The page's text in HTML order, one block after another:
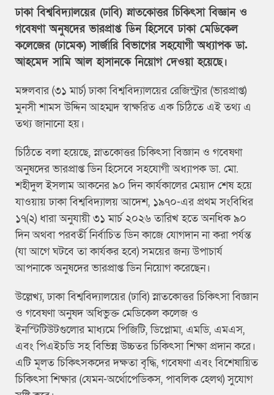
ঢাকা বিশ্ববিদ্যালয়ের (ঢাবি) স্নাতকোত্তর চিকিৎসা বিজ্ঞান ও
গবেষণা অনুষদের ভারপ্রাপ্ত ডিন হিসেবে ঢাকা মেডিকেল
কলেজের (ঢামেক) সার্জারি বিভাগের সহযোগী অধ্যাপক ডা.
আহমেদ সামি আল হাসানকে নিয়োগ দেওয়া হয়েছে।
মঙ্গলবার (৩১ মার্চ) ঢাকা বিশ্ববিদ্যালয়ের রেজিস্ট্রার (ভারপ্রাপ্ত)
মুনসী শামস উদ্দিন আহম্মদ স্বাক্ষরিত এক চিঠিতে এই তথ্য এ
তথ্য জানানো হয়।
চিঠিতে বলা হয়েছে, স্নাতকোত্তর চিকিৎসা বিজ্ঞান ও গবেষণা
অনুষদের ভারপ্রাপ্ত ডিন হিসেবে সহযোগী অধ্যাপক ডা. মো.
শহীদুল ইসলাম আকনের ৯০ দিন কার্যকালের মেয়াদ শেষ হয়ে
যাওয়ায় ঢাকা বিশ্ববিদ্যালয় আদেশ, ১৯৭০-এর প্রথম সংবিধির
১৭(২) ধারা অনুযায়ী ৩১ মার্চ ২০২৬ তারিখ হতে অনধিক ৯০
দিন অথবা পরবর্তী নির্বাচিত ডিন কাজে যোগদান না করা পর্যন্ত
(যা আগে ঘটবে তা কার্যকর হবে) সময়ের জন্য উপাচার্য
আপনাকে অনুষদের ভারপ্রাপ্ত ডিন নিয়োগ করেছেন।
উল্লেখ্য, ঢাকা বিশ্ববিদ্যালয়ের (ঢাবি) স্নাতকোত্তর চিকিৎসা বিজ্ঞান
ও গবেষণা অনুষদ অধিভুক্ত মেডিকেল কলেজ ও
ইনস্টিটিউটগুলোর মাধ্যমে পিজিটি, ডিপ্লোমা, এমডি, এমএস,
এবং পিএইচডি সহ বিভিন্ন উচ্চতর চিকিৎসা শিক্ষা প্রদান করে।
এটি মূলত চিকিৎসকদের দক্ষতা বৃদ্ধি, গবেষণা এবং বিশেষায়িত
চিকিৎসা শিক্ষার (যেমন-অর্থোপেডিকস, পাবলিক হেলথ) সুযোগ